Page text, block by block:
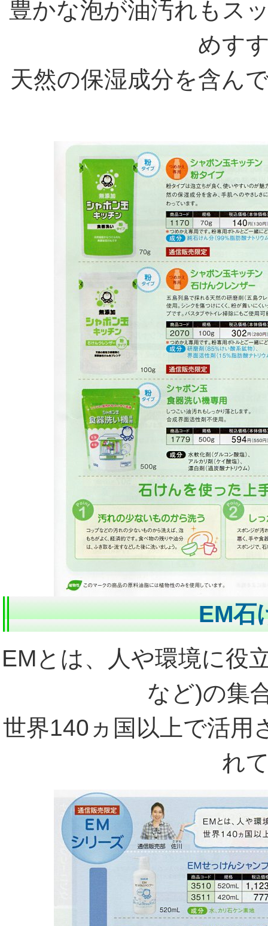
豊かな泡が油汚れもス
めす
天然の保湿成分を含ん
EM石
EMとは、人や環境に役
など)の集
世界140ヵ国以上で活用
れ